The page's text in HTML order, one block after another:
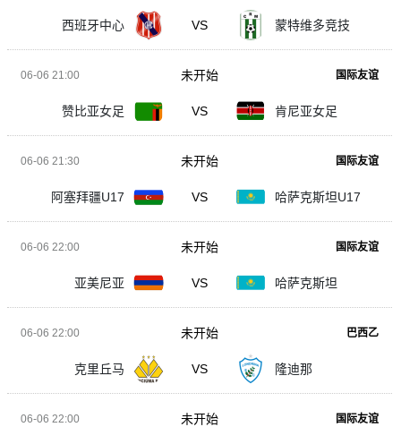
西班牙中心 VS 蒙特维多竞技
06-06 21:00 国际友谊
赞比亚女足 VS 肯尼亚女足
未开始
06-06 21:30 国际友谊
阿塞拜疆U17 VS 哈萨克斯坦U17
未开始
06-06 22:00 国际友谊
亚美尼亚 VS 哈萨克斯坦
未开始
06-06 22:00 巴西乙
克里丘马 VS 隆迪那
未开始
06-06 22:00 国际友谊
未开始